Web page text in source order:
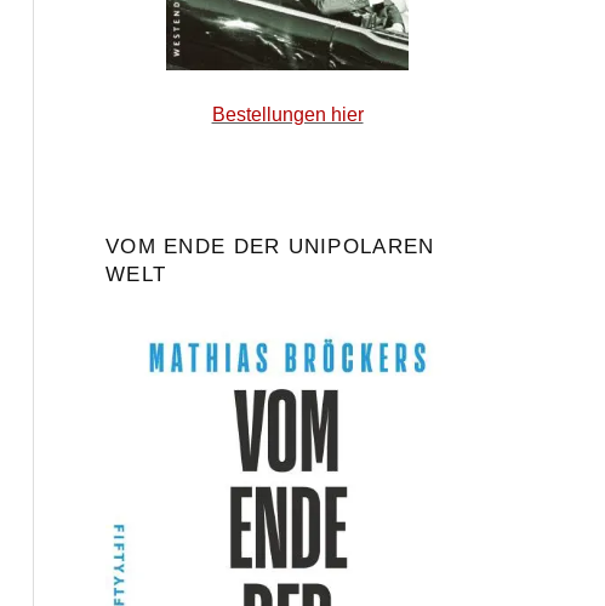
Bestellungen hier
VOM ENDE DER UNIPOLAREN
WELT